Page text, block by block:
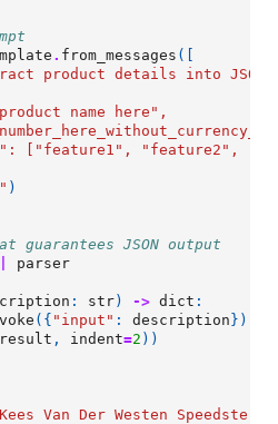
. from_messages ([
product details into
name here",
["feature1", "feature2",
" )
guarantees JSON output
parser
: str) -> dict :
({ "input" : description })
result , indent=2 ))
Van Der Westen